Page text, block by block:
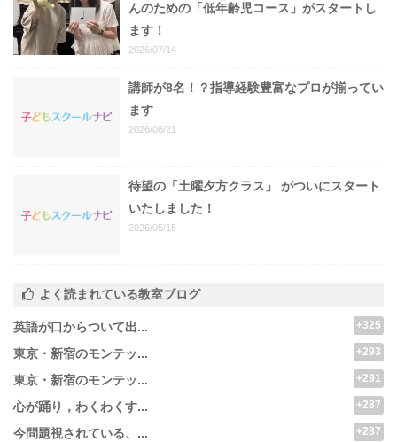
んのための「低年齢児コース」がスタートし
ます！
2026/07/14
講師が8名！？指導経験豊富なプロが揃ってい
ます
2026/06/21
待望の「土曜夕方クラス」 がついにスタート
いたしました！
2026/05/15
よく読まれている教室ブログ
英語が口からついて出... +325
東京・新宿のモンテッ... +293
東京・新宿のモンテッ... +291
心が踊り，わくわくす... +287
今問題視されている、... +287